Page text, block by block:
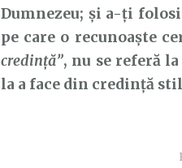
Dumnezeu; și a-ți
pe care o recunoaște
credință”, nu se referă
la a face din credință